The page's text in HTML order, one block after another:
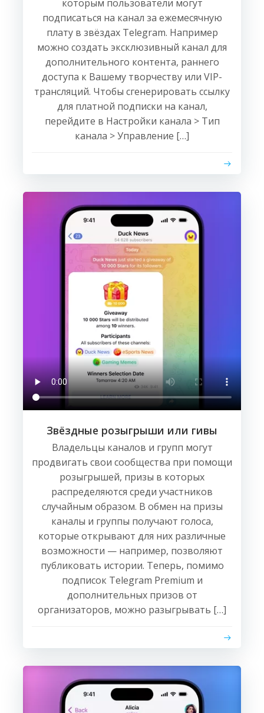
которым пользователи могут
подписаться на канал за ежемесячную
плату в звёздах Telegram. Например
можно создать эксклюзивный канал для
дополнительного контента, раннего
доступа к Вашему творчеству или VIP-
трансляций. Чтобы сгенерировать ссылку
для платной подписки на канал,
перейдите в Настройки канала > Тип
канала > Управление […]
Звёздные розыгрыши или гивы
Владельцы каналов и групп могут
продвигать свои сообщества при помощи
розыгрышей, призы в которых
распределяются среди участников
случайным образом. В обмен на призы
каналы и группы получают голоса,
которые открывают для них различные
возможности — например, позволяют
публиковать истории. Теперь, помимо
подписок Telegram Premium и
дополнительных призов от
организаторов, можно разыгрывать […]